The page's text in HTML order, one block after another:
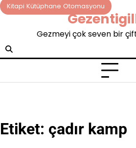
Skip
to
Kitapi Kütüphane Otomasyonu
Gezmeyi çok seven bir
Etiket: çadır kamp